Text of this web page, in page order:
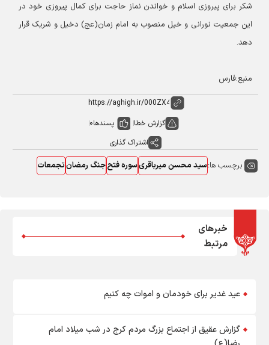
شکر برای پیروزی اسلام و خواندن نماز حاجت برای کمال پیروزی خود در
این جمعیت نورانی و خیل منصوب به امام زمان(عج) دخیل و شریک قرار
دهد.
منبع:فارس
گزارش خطا پسندها0
اشتراک گذاری
برچسب ها:سید محسن میرباقریسوره فتحجنگ رمضانتجمعات
خبرهای
مرتبط
عید غدیر برای خودمان و اموات چه کنیم
گزارش عقیق از اجتماع بزرگ مردم کرج در شب میلاد امام